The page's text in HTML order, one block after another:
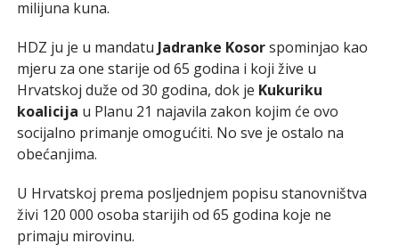
milijuna kuna.
HDZ ju je u mandatu Jadranke Kosorspominjao kao
mjeru za one starije od 65 godina i koji žive u
Hrvatskoj duže od 30 godina, dok je Kukuriku
koalicija u Planu 21 najavila zakon kojim će ovo
socijalno primanje omogućiti. No sve je ostalo na
obećanjima.
U Hrvatskoj prema posljednjem popisu stanovništva
živi 120 000 osoba starijih od 65 godina koje ne
primaju mirovinu.